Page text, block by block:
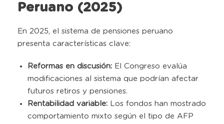
Peruano (2025)
En 2025, el sistema de pensiones peruano
presenta características clave:
Reformas en discusión: El Congreso evalúa
modificaciones al sistema que podrían afectar
futuros retiros y pensiones.
Rentabilidad variable: Los fondos han mostrado
comportamiento mixto según el tipo de AFP